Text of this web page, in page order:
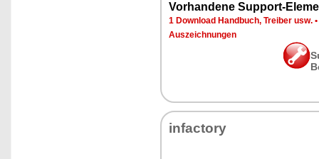
Vorhandene Support-
1 Download Handbuch, Treiber usw. •
Auszeichnungen
infactory